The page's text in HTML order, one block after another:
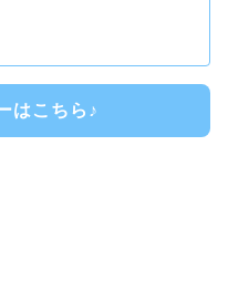
はこちら♪